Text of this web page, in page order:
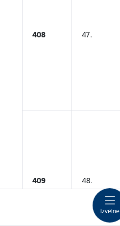
Izvēlne
408 47.
409 48.